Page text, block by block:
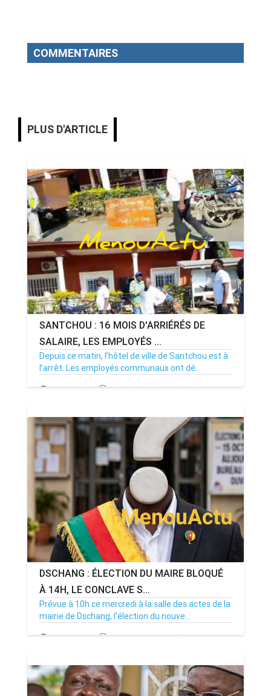
COMMENTAIRES
PLUS D'ARTICLE
SANTCHOU : 16 MOIS D'ARRIÉRÉS DE
SALAIRE, LES EMPLOYÉS ...
Depuis ce matin, l’hôtel de ville de Santchou est à
l’arrêt. Les employés communaux ont dé...
20/07/26 Par MenouActu 0
DSCHANG : ÉLECTION DU MAIRE BLOQUÉ
À 14H, LE CONCLAVE S...
Prévue à 10h ce mercredi à la salle des actes de la
mairie de Dschang, l’élection du nouve...
15/07/26 Par MenouActu 0